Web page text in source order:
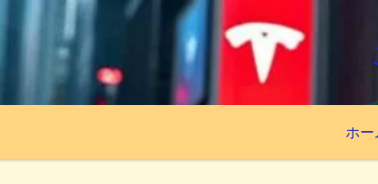
ホー